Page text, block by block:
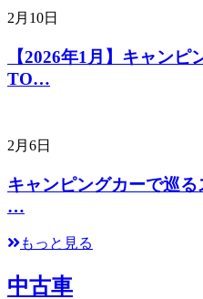
2月10日
【2026年1月】キャン
TO…
2月6日
キャンピングカーで巡
…
もっと見る
中古車